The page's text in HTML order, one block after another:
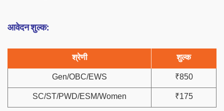
आवेदन शुल्क:
श्रेणी शुल्क
Gen/OBC/EWS ₹850
SC/ST/PWD/ESM/Women ₹175